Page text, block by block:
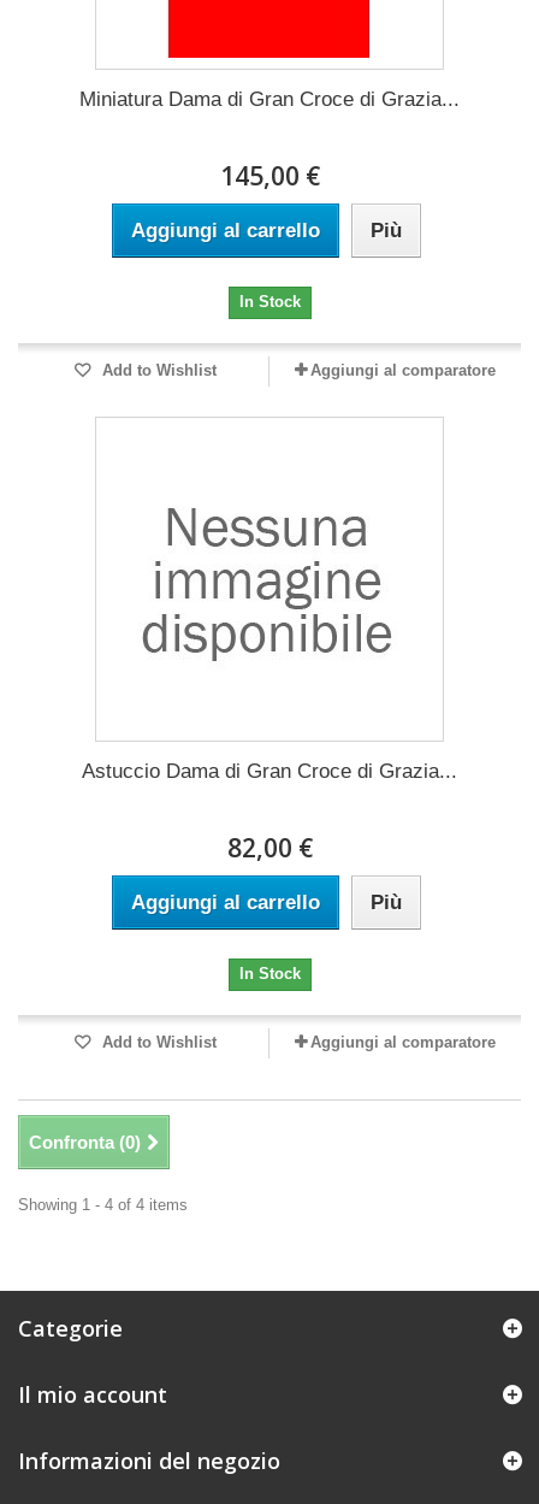
Miniatura Dama di Gran Croce di Grazia...
145,00 €
Aggiungi al carrello Più
In Stock
Add to Wishlist Aggiungi al comparatore
Astuccio Dama di Gran Croce di Grazia...
82,00 €
Aggiungi al carrello Più
In Stock
Add to Wishlist Aggiungi al comparatore
Confronta (0)
Showing 1 - 4 of 4 items
Categorie
Il mio account
Informazioni del negozio